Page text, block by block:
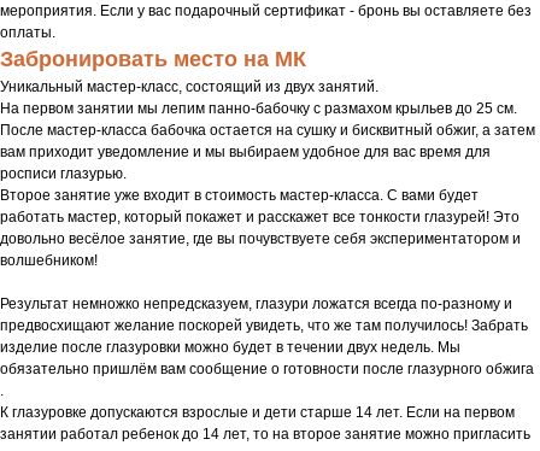
мероприятия. Если у вас подарочный сертификат - бронь вы оставляете без
оплаты.
Забронировать место на МК
Уникальный мастер-класс, состоящий из двух занятий.
На первом занятии мы лепим панно-бабочку с размахом крыльев до 25 см.
После мастер-класса бабочка остается на сушку и бисквитный обжиг, а затем
вам приходит уведомление и мы выбираем удобное для вас время для
росписи глазурью.
Второе занятие уже входит в стоимость мастер-класса. С вами будет
работать мастер, который покажет и расскажет все тонкости глазурей! Это
довольно весёлое занятие, где вы почувствуете себя экспериментатором и
волшебником!
Результат немножко непредсказуем, глазури ложатся всегда по-разному и
предвосхищают желание поскорей увидеть, что же там получилось! Забрать
изделие после глазуровки можно будет в течении двух недель. Мы
обязательно пришлëм вам сообщение о готовности после глазурного обжига
К глазуровке допускаются взрослые и дети старше 14 лет. Если на первом
занятии работал ребенок до 14 лет, то на второе занятие можно пригласить